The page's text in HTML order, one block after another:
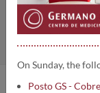
On Sunday, the
Posto GS -